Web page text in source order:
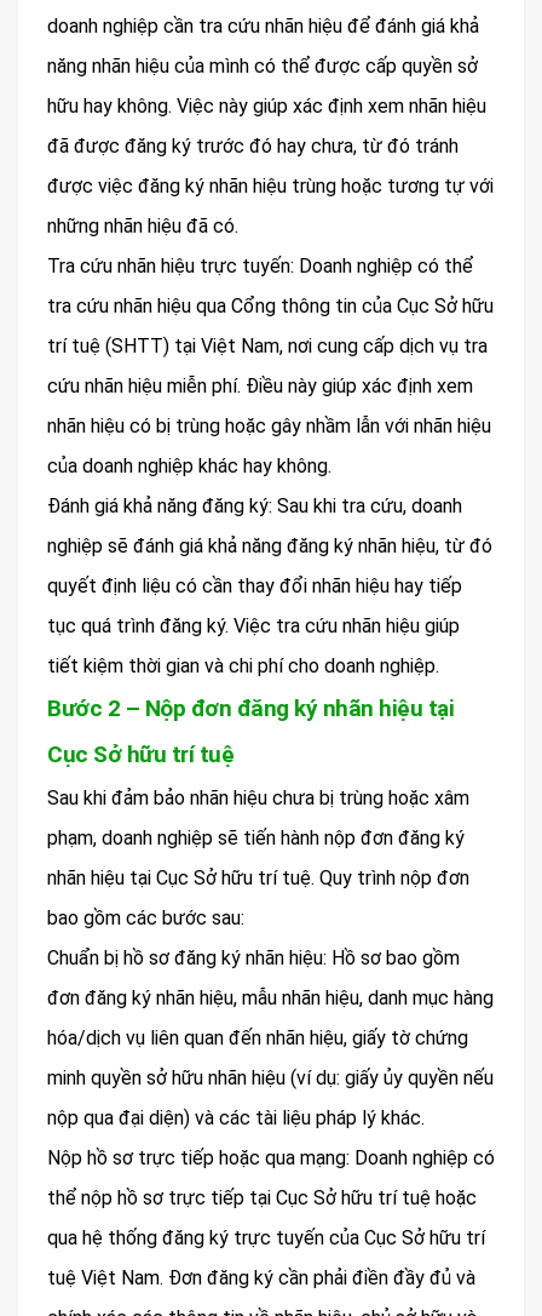
doanh nghiệp cần tra cứu nhãn hiệu để đánh giá khả
năng nhãn hiệu của mình có thể được cấp quyền sở
hữu hay không. Việc này giúp xác định xem nhãn hiệu
đã được đăng ký trước đó hay chưa, từ đó tránh
được việc đăng ký nhãn hiệu trùng hoặc tương tự với
những nhãn hiệu đã có.
Tra cứu nhãn hiệu trực tuyến: Doanh nghiệp có thể
tra cứu nhãn hiệu qua Cổng thông tin của Cục Sở hữu
trí tuệ (SHTT) tại Việt Nam, nơi cung cấp dịch vụ tra
cứu nhãn hiệu miễn phí. Điều này giúp xác định xem
nhãn hiệu có bị trùng hoặc gây nhầm lẫn với nhãn hiệu
của doanh nghiệp khác hay không.
Đánh giá khả năng đăng ký: Sau khi tra cứu, doanh
nghiệp sẽ đánh giá khả năng đăng ký nhãn hiệu, từ đó
quyết định liệu có cần thay đổi nhãn hiệu hay tiếp
tục quá trình đăng ký. Việc tra cứu nhãn hiệu giúp
tiết kiệm thời gian và chi phí cho doanh nghiệp.
Bước 2 – Nộp đơn đăng ký nhãn hiệu tại
Cục Sở hữu trí tuệ
Sau khi đảm bảo nhãn hiệu chưa bị trùng hoặc xâm
phạm, doanh nghiệp sẽ tiến hành nộp đơn đăng ký
nhãn hiệu tại Cục Sở hữu trí tuệ. Quy trình nộp đơn
bao gồm các bước sau:
Chuẩn bị hồ sơ đăng ký nhãn hiệu: Hồ sơ bao gồm
đơn đăng ký nhãn hiệu, mẫu nhãn hiệu, danh mục hàng
hóa/dịch vụ liên quan đến nhãn hiệu, giấy tờ chứng
minh quyền sở hữu nhãn hiệu (ví dụ: giấy ủy quyền nếu
nộp qua đại diện) và các tài liệu pháp lý khác.
Nộp hồ sơ trực tiếp hoặc qua mạng: Doanh nghiệp có
thể nộp hồ sơ trực tiếp tại Cục Sở hữu trí tuệ hoặc
qua hệ thống đăng ký trực tuyến của Cục Sở hữu trí
tuệ Việt Nam. Đơn đăng ký cần phải điền đầy đủ và